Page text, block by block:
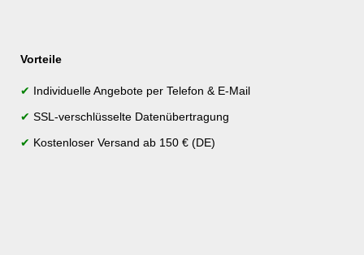
Vorteile
✔ Individuelle Angebote per Telefon & E-Mail
✔ SSL-verschlüsselte Datenübertragung
✔ Kostenloser Versand ab 150 € (DE)